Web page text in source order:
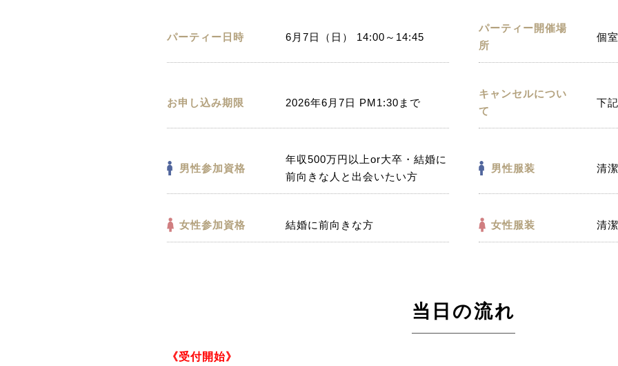
パーティー日時 6月7日（日） 14:00～14:45
パーティー開催場
所
個
お申し込み期限 2026年6月7日 PM1:30まで
キャンセルについ
て
下
男性参加資格
年収500万円以上or大卒・結婚に
前向きな人と出会いたい方
男性服装 清
女性参加資格 結婚に前向きな方 女性服装 清
当日の流れ
《受付開始》